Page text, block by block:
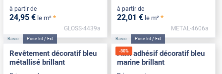
à partir de
24,95 € le m² *
GLOSS-4439a
à partir de
22,01 € le m² *
METAL-4606a
Basic Pose Int / Ext
Revêtement décoratif bleu
métallisé brillant
-50%
Basic Pose Int / Ext
Film adhésif décoratif bleu
marine brillant